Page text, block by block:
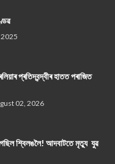
প্ৰতিদ্বন্দ্বীৰ হাতত পৰাজিত
02, 2026
গৈছিল শ্বিলঙলৈ! আদবাটতে মৃত্যু যুৱ